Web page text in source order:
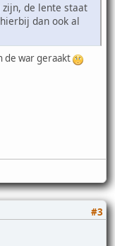
de lente staat
dan ook al
de war geraakt
#3